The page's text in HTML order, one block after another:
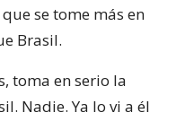
se tome más en
Brasil.
toma en serio la
Nadie. Ya lo vi a él